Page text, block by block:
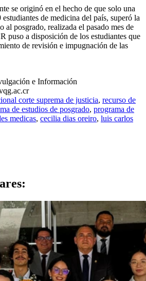
se originó en el hecho de que solo una
de medicina del país, superó la
al posgrado, realizada el pasado mes de
puso a disposición de los estudiantes que
de revisión e impugnación de las
e Información
.ac.cr
corte suprema de justicia, recurso de
de estudios de posgrado, programa de
medicas, cecilia dias oreiro, luis carlos